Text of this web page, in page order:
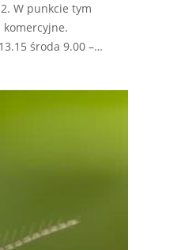
W punkcie tym
komercyjne.
środa 9.00 –…